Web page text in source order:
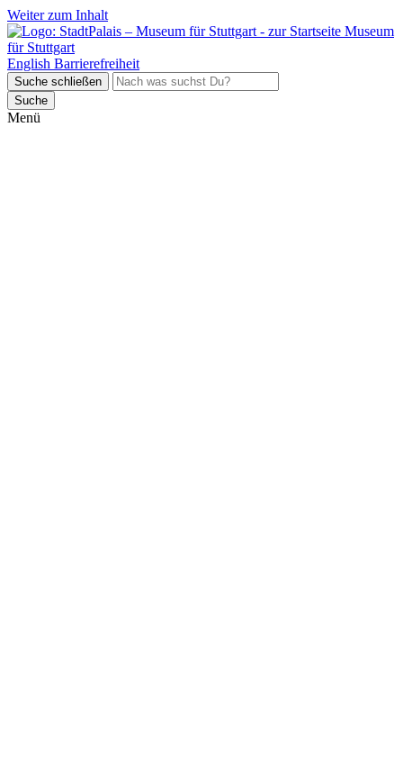
Weiter zum Inhalt
Museum
für Stuttgart
English Barrierefreiheit
Suche schließen
Suche
Menü